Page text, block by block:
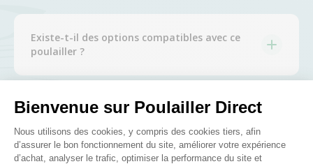
Bienvenue sur Poulailler Direct
Plateforme de Gestion du
Nous utilisons des cookies, y compris des cookies tiers, afin
d’assurer le bon fonctionnement du site, améliorer votre expérience
d’achat, analyser le trafic, optimiser la performance du site et
Existe-t-il des options compatibles avec ce
poulailler ?
Posez-nous vos questions